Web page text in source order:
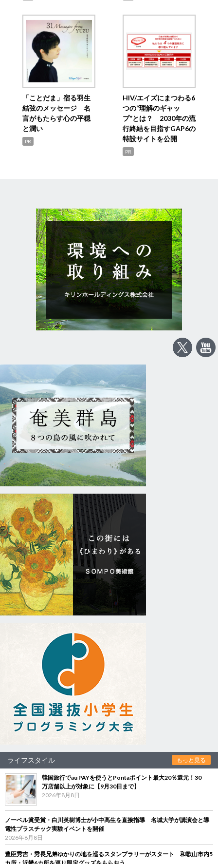
「ことだま」宿る羽生
結弦のメッセージ 名
言がもたらす心の平穏
と潤い
PR
HIV/エイズにまつわる6
つの“理解のギャッ
プ”とは？ 2030年の流
行終結を目指すGAP6の
特設サイトを公開
PR
ライフスタイル もっと見る
韓国旅行でau PAYを使うとPontaポイント最大20％還元！30
万店舗以上が対象に【9月30日まで】
2026年8月8日
ノーベル賞受賞・白川英樹博士が小中高生を直接指導 名城大学が講演会と導
電性プラスチック実験イベントを開催
2026年8月8日
豊臣秀吉・秀長兄弟ゆかりの地を巡るスタンプラリーがスタート 和歌山市内5